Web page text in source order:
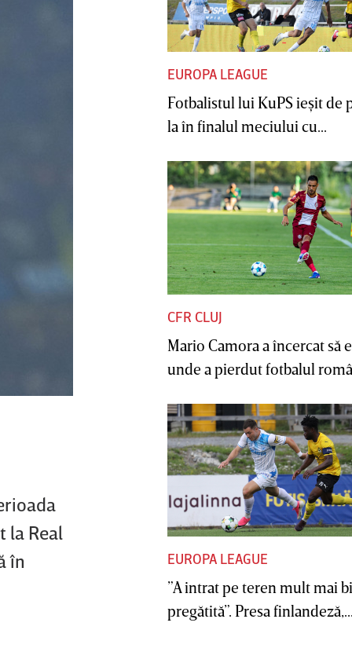
la Real
în
EUROPA LEAGUE
Fotbalistul lui KuPS ieşit de
la în finalul meciului cu...
CFR CLUJ
Mario Camora a încercat să
unde a pierdut fotbalul
EUROPA LEAGUE
”A intrat pe teren mult mai
pregătită”. Presa